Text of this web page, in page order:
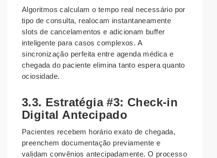
Algoritmos calculam o tempo real necessário por
tipo de consulta, realocam instantaneamente
slots de cancelamentos e adicionam buffer
inteligente para casos complexos. A
sincronização perfeita entre agenda médica e
chegada do paciente elimina tanto espera quanto
ociosidade.
3.3. Estratégia #3: Check-in
Digital Antecipado
Pacientes recebem horário exato de chegada,
preenchem documentação previamente e
validam convênios antecipadamente. O processo